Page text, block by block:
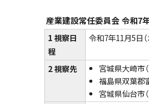
産業建設常任委員会 令和7
1 視察日
程
令和7年11月5日
2 視察先
宮城県大崎市
福島県双葉郡
宮城県仙台市